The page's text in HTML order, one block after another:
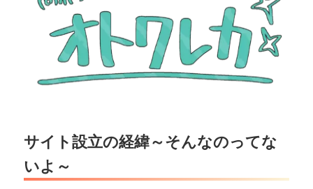
サイト設立の経緯～そんなのってな
いよ～